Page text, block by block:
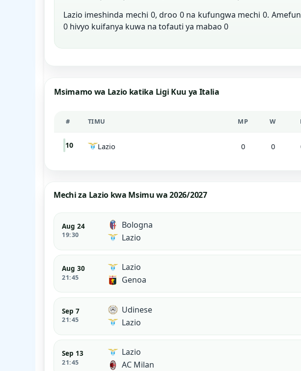
Lazio imeshinda mechi 0, droo 0 na kufungwa mechi 0.
0 hivyo kuifanya kuwa na tofauti ya mabao 0
Msimamo wa Lazio katika Ligi Kuu ya Italia
# TIMU MP W
10 Lazio 0 0
Mechi za Lazio kwa Msimu wa 2026/2027
Aug 24
19:30
Bologna
Lazio
Aug 30
21:45
Lazio
Genoa
Sep 7
21:45
Udinese
Lazio
Sep 13
21:45
Lazio
AC Milan